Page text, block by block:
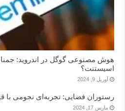
هوش مصنوعی گوگل در اندروید:
اسیستنت؟
آوریل 9, 2024
رستوران فضایی: تجربه‌ای نجومی با
مارس 17, 2024